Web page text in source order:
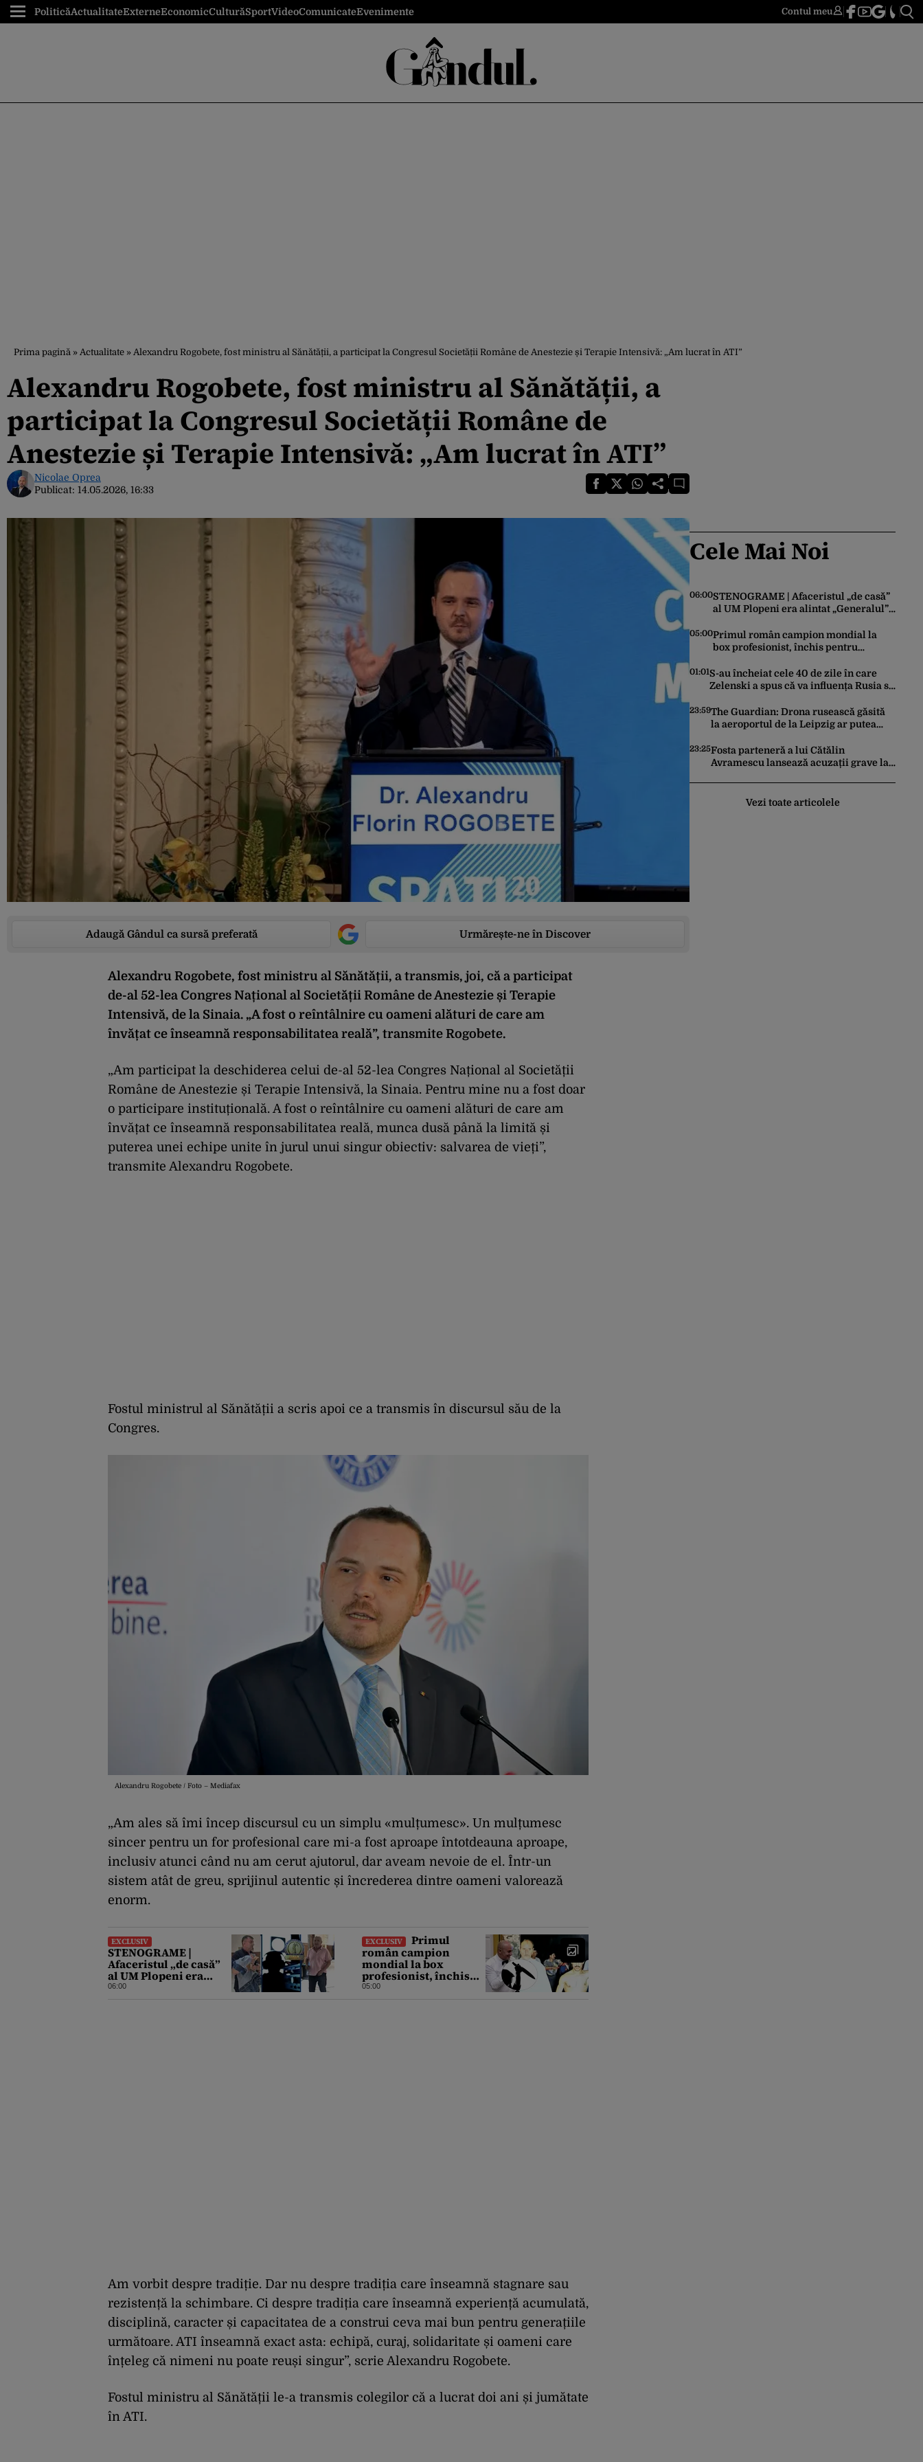
PoliticăActualitateExterneEconomicCulturăSportVideoComunicateEvenimente Contul meu
Prima pagină » Actualitate » Alexandru Rogobete, fost ministru al Sănătății, a participat la Congresul Societății Române de Anestezie și Terapie Intensivă: „Am lucrat în ATI”
Alexandru Rogobete, fost ministru al Sănătății, a
participat la Congresul Societății Române de
Anestezie și Terapie Intensivă: „Am lucrat în ATI”
Nicolae Oprea
Publicat: 14.05.2026, 16:33
Adaugă Gândul ca sursă preferată Urmărește-ne în Discover
Alexandru Rogobete, fost ministru al Sănătății, a transmis, joi, că a participat
de-al 52-lea Congres Național al Societății Române de Anestezie și Terapie
Intensivă, de la Sinaia. „A fost o reîntâlnire cu oameni alături de care am
învățat ce înseamnă responsabilitatea reală”, transmite Rogobete.
„Am participat la deschiderea celui de-al 52-lea Congres Național al Societății
Române de Anestezie și Terapie Intensivă, la Sinaia. Pentru mine nu a fost doar
o participare instituțională. A fost o reîntâlnire cu oameni alături de care am
învățat ce înseamnă responsabilitatea reală, munca dusă până la limită și
puterea unei echipe unite în jurul unui singur obiectiv: salvarea de vieți”,
transmite Alexandru Rogobete.
Fostul ministrul al Sănătății a scris apoi ce a transmis în discursul său de la
Congres.
Alexandru Rogobete / Foto – Mediafax
„Am ales să îmi încep discursul cu un simplu «mulțumesc». Un mulțumesc
sincer pentru un for profesional care mi-a fost aproape întotdeauna aproape,
inclusiv atunci când nu am cerut ajutorul, dar aveam nevoie de el. Într-un
sistem atât de greu, sprijinul autentic și încrederea dintre oameni valorează
enorm.
EXCLUSIV
STENOGRAME |
Afaceristul „de casă”
al UM Plopeni era
alintat „Generalul” de
06:00
EXCLUSIV
Primul
român campion
mondial la box
profesionist, închis
pentru tentativă de
05:00
Am vorbit despre tradiție. Dar nu despre tradiția care înseamnă stagnare sau
rezistență la schimbare. Ci despre tradiția care înseamnă experiență acumulată,
disciplină, caracter și capacitatea de a construi ceva mai bun pentru generațiile
următoare. ATI înseamnă exact asta: echipă, curaj, solidaritate și oameni care
înțeleg că nimeni nu poate reuși singur”, scrie Alexandru Rogobete.
Fostul ministru al Sănătății le-a transmis colegilor că a lucrat doi ani și jumătate
în ATI.
Cele Mai Noi
06:00STENOGRAME | Afaceristul „de casă”
al UM Plopeni era alintat „Generalul”
că i-a adus „subțireanu, așa”
05:00Primul român campion mondial la
box profesionist, închis pentru
înjunghiat un alt interlop periculos
01:01S-au încheiat cele 40 de zile în care
Zelenski a spus că va influența Rusia să
operațiunea Kievului
23:59The Guardian: Drona rusească găsită
la aeroportul de la Leipzig ar putea
tensiunilor NATO-Rusia
23:25Fosta parteneră a lui Cătălin
Avramescu lansează acuzații grave la
dezbrăcat cu copiii”. Fostul consilier
Vezi toate articolele